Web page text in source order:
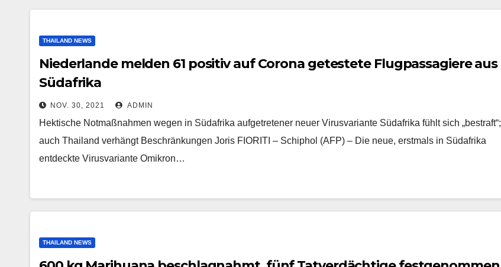
THAILAND NEWS
Niederlande melden 61 positiv auf Corona getestete Flugpassagiere aus
Südafrika
NOV. 30, 2021 ADMIN
Hektische Notmaßnahmen wegen in Südafrika aufgetretener neuer Virusvariante Südafrika fühlt sich „bestraft“;
auch Thailand verhängt Beschränkungen Joris FIORITI – Schiphol (AFP) – Die neue, erstmals in Südafrika
entdeckte Virusvariante Omikron…
THAILAND NEWS